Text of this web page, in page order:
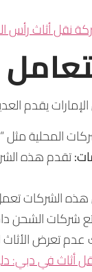
نقل أثاث رأس
يقدم
المحلية
تقدم هذه
هذه الشركات
شركات الشحن
تعرض الأثاث
في دبي: